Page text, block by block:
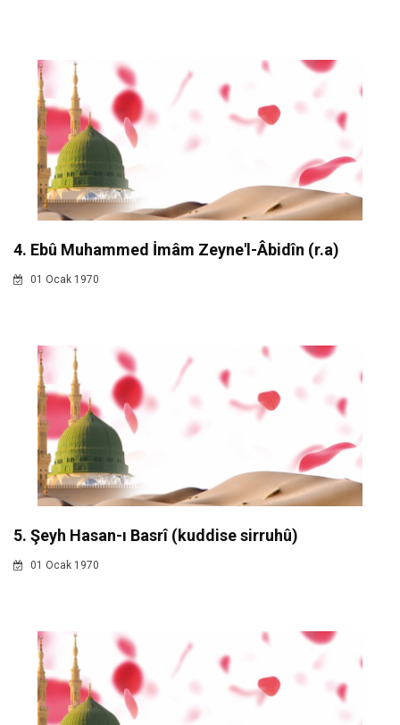
4. Ebû Muhammed İmâm Zeyne'l-Âbidîn (r.a)
01 Ocak 1970
5. Şeyh Hasan-ı Basrî (kuddise sirruhû)
01 Ocak 1970